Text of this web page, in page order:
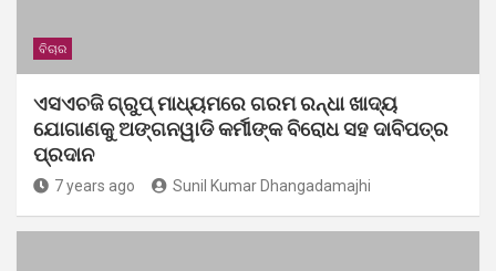
ବିଚାର
ଏସଏଚଜି ଗ୍ରୁପ୍ ମାଧ୍ୟମରେ ଗରମ ରନ୍ଧା ଖାଦ୍ୟ
ଯୋଗାଣକୁ ଅଙ୍ଗନୱାଡି କର୍ମୀଙ୍କ ବିରୋଧ ସହ ଦାବିପତ୍ର
ପ୍ରଦାନ
7 years ago Sunil Kumar Dhangadamajhi